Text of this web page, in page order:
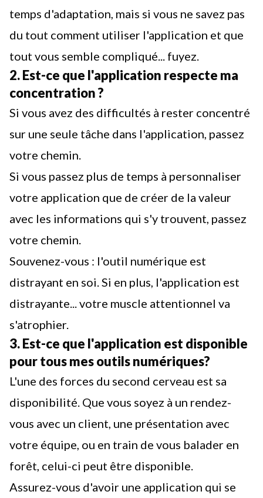
temps d'adaptation, mais si vous ne savez pas
du tout comment utiliser l'application et que
tout vous semble compliqué... fuyez.
2. Est-ce que l'application respecte ma
concentration ?
Si vous avez des difficultés à rester concentré
sur une seule tâche dans l'application, passez
votre chemin.
Si vous passez plus de temps à personnaliser
votre application que de créer de la valeur
avec les informations qui s'y trouvent, passez
votre chemin.
Souvenez-vous : l'outil numérique est
distrayant en soi. Si en plus, l'application est
distrayante... votre muscle attentionnel va
s'atrophier.
3. Est-ce que l'application est disponible
pour tous mes outils numériques?
L'une des forces du second cerveau est sa
disponibilité. Que vous soyez à un rendez-
vous avec un client, une présentation avec
votre équipe, ou en train de vous balader en
forêt, celui-ci peut être disponible.
Assurez-vous d'avoir une application qui se